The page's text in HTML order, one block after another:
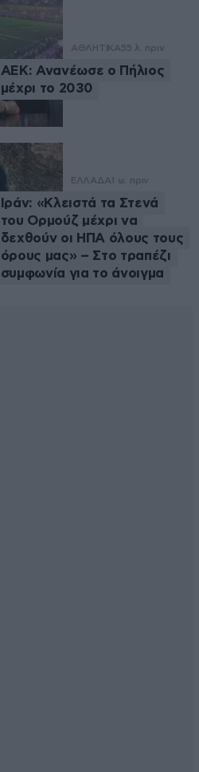
ΑΘΛΗΤΙΚΑ55 λ. πριν
ΑΕΚ: Ανανέωσε ο Πήλιος
μέχρι το 2030
ΕΛΛΑΔΑ 1 ω. πριν
Ιράν: «Κλειστά τα Στενά
του Ορμούζ μέχρι να
δεχθούν οι ΗΠΑ όλους τους
όρους μας» – Στο τραπέζι
συμφωνία για το άνοιγμα